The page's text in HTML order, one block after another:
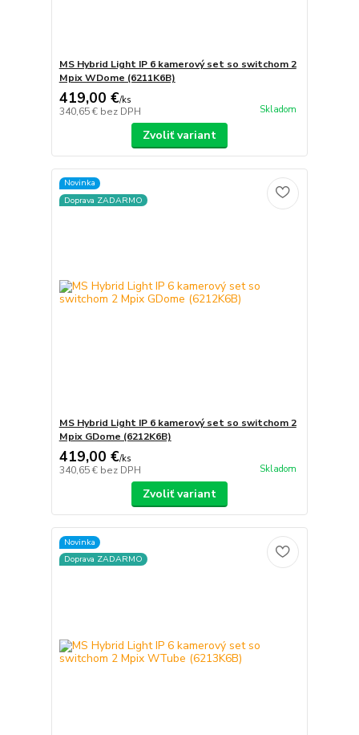
MS Hybrid Light IP 6 kamerový set so switchom 2
Mpix WDome (6211K6B)
419,00 €/ks
340,65 € bez DPH Skladom
Zvoliť variant
Novinka
Doprava ZADARMO
MS Hybrid Light IP 6 kamerový set so switchom 2
Mpix GDome (6212K6B)
419,00 €/ks
340,65 € bez DPH Skladom
Zvoliť variant
Novinka
Doprava ZADARMO